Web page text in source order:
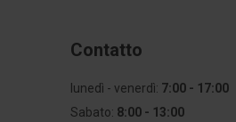
Contatto
lunedì - venerdì: 7:00 - 17:00
Sabato: 8:00 - 13:00